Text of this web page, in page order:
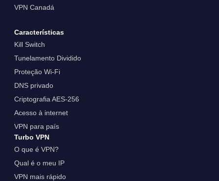
VPN Canadá
Características
Kill Switch
Tunelamento Dividido
Proteção Wi-Fi
DNS privado
Criptografia AES-256
Acesso à internet
VPN para país
Turbo VPN
O que é VPN?
Qual é o meu IP
VPN mais rápido